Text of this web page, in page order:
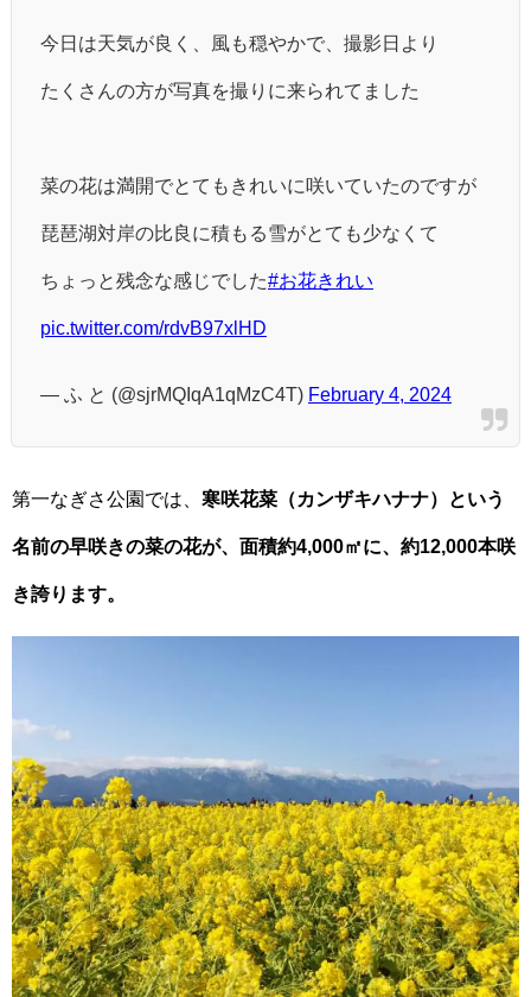
今日は天気が良く、風も穏やかで、撮影日より
たくさんの方が写真を撮りに来られてました
菜の花は満開でとてもきれいに咲いていたのですが
琵琶湖対岸の比良に積もる雪がとても少なくて
ちょっと残念な感じでした#お花きれい
pic.twitter.com/rdvB97xlHD
— ふ と (@sjrMQIqA1qMzC4T) February 4, 2024
第一なぎさ公園では、 寒咲花菜（カンザキハナナ）という
名前の早咲きの菜の花が、面積約4,000㎡に、約12,000本咲
き誇ります。